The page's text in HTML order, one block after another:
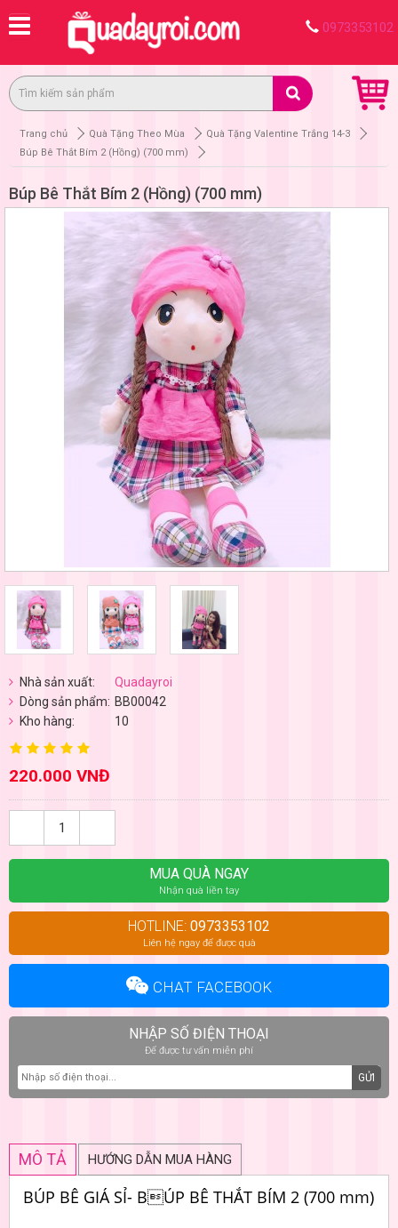
0973353102
Trang chủ Quà Tặng Theo Mùa
Quà Tặng Valentine Trắng 14-3
Búp Bê Thắt Bím 2 (Hồng) (700 mm)
Búp Bê Thắt Bím 2 (Hồng) (700 mm)
Nhà sản xuất:
Quadayroi
Dòng sản phẩm: BB00042
Kho hàng:
10
220.000 VNĐ
MUA QUÀ NGAY
Nhận quà liền tay
HOTLINE: 0973353102
Liên hệ ngay để được quà
CHAT FACEBOOK
NHẬP SỐ ĐIỆN THOẠI
Để được tư vấn miễn phí
GỬI
MÔ TẢ HƯỚNG DẪN MUA HÀNG
BÚP BÊ GIÁ SỈ- BÚP BÊ THẮT BÍM 2 (700 mm)